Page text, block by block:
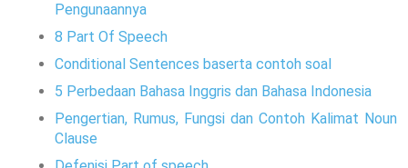
Pengunaannya
8 Part Of Speech
Conditional Sentences baserta contoh soal
5 Perbedaan Bahasa Inggris dan Bahasa Indonesia
Pengertian, Rumus, Fungsi dan Contoh Kalimat Noun
Clause